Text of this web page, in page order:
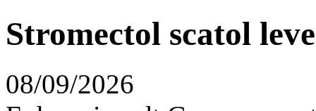
Stromectol scatol
08/09/2026